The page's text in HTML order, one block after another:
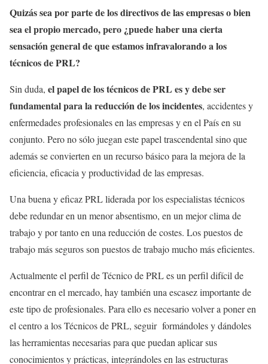
Quizás sea por parte de los directivos de las empresas o bien
sea el propio mercado, pero ¿puede haber una cierta
sensación general de que estamos infravalorando a los
técnicos de PRL?
Sin duda, el papel de los técnicos de PRL es y debe ser
fundamental para la reducción de los incidentes, accidentes y
enfermedades profesionales en las empresas y en el País en su
conjunto. Pero no sólo juegan este papel trascendental sino que
además se convierten en un recurso básico para la mejora de la
eficiencia, eficacia y productividad de las empresas.
Una buena y eficaz PRL liderada por los especialistas técnicos
debe redundar en un menor absentismo, en un mejor clima de
trabajo y por tanto en una reducción de costes. Los puestos de
trabajo más seguros son puestos de trabajo mucho más eficientes.
Actualmente el perfil de Técnico de PRL es un perfil difícil de
encontrar en el mercado, hay también una escasez importante de
este tipo de profesionales. Para ello es necesario volver a poner en
el centro a los Técnicos de PRL, seguir formándoles y dándoles
las herramientas necesarias para que puedan aplicar sus
conocimientos y prácticas, integrándoles en las estructuras